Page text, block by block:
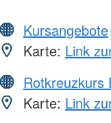
Kursangebote
Karte: Link
Rotkreuzkurs
Karte: Link